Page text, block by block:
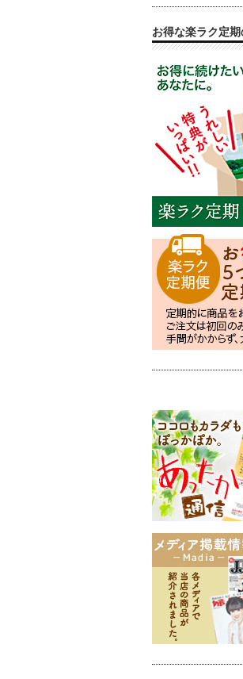
お得な楽ラク定